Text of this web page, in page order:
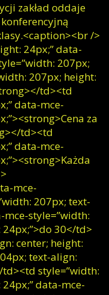
zakład oddaje
/>
24px;” data-
207px;
207px; height:
td><td
data-mce-
za
td><td
data-mce-
mce-
207px; text-
mce-style=”width:
30</td>
center; height:
text-align:
td><td style=”width:
data-mce-